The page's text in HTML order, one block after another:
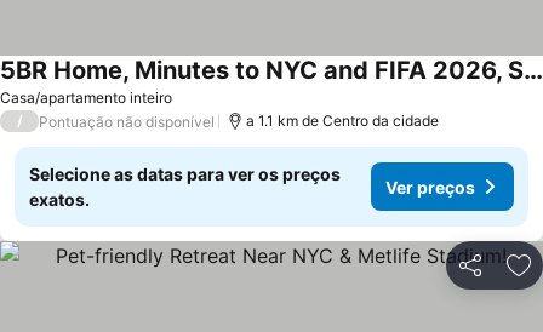
Casa/apartamento inteiro
5BR Home, Minutes to NYC and FIFA 2026, Sleeps 16
Ver preços
/ Pontuação não disponível a 1.1 km de Centro da cidade
Selecione as datas para ver os preços
exatos.
Ver preços
Partilhar